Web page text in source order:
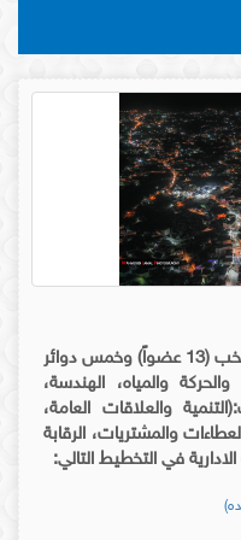
تتألف بلدية يطا من مجلس بلدي منتخب (13 عضواً) وخمس دوائر
والمياه، الهندسة،
والعلاقات العامة،
والمشتريات، الرقابة
في التخطيط التالي: